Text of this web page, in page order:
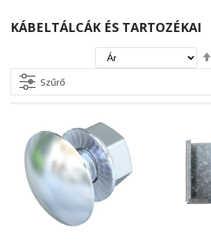
KÁBELTÁLCÁK ÉS TARTOZÉKAI
Szűrő